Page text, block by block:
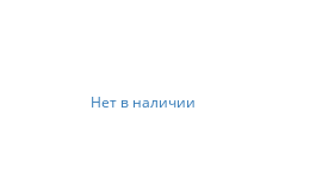
Нет в наличии